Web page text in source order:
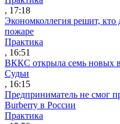
, 17:18
Экономколлегия решит,
пожаре
Практика
, 16:51
ВККС открыла семь новых
Судьи
, 16:15
Предприниматель не смог
Burberry в России
Практика